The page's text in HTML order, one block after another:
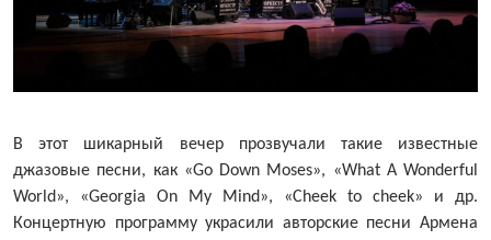
В этот шикарный вечер прозвучали такие
известные
джазовые песни, как«Go Down Moses», «What A Wonderful
World», «Georgia On My Mind», «Cheek to cheek» и др.
Концертную программу украсили авторские песни Армена